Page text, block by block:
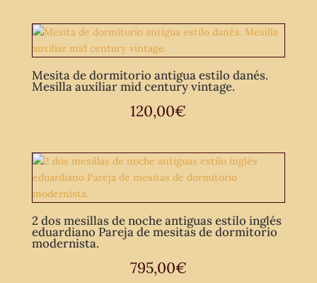
Mesita de dormitorio antigua estilo danés.
Mesilla auxiliar mid century vintage.
120,00€
2 dos mesillas de noche antiguas estilo inglés
eduardiano Pareja de mesitas de dormitorio
modernista.
795,00€